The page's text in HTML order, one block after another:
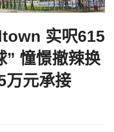
实呎615
” 憧憬撤辣换
万元承接